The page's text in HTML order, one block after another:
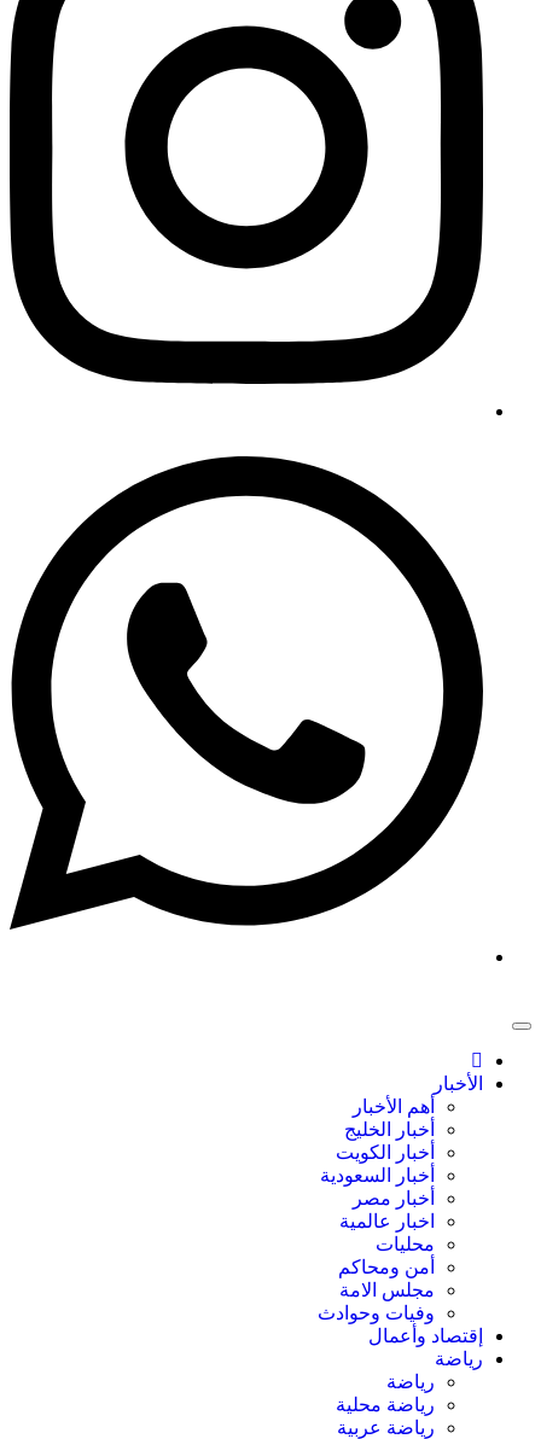
الأخبار
أهم الأخبار
أخبار الخليج
أخبار الكويت
أخبار السعودية
أخبار مصر
اخبار عالمية
محليات
أمن ومحاكم
مجلس الامة
وفيات وحوادث
إقتصاد وأعمال
رياضة
رياضة
رياضة محلية
رياضة عربية